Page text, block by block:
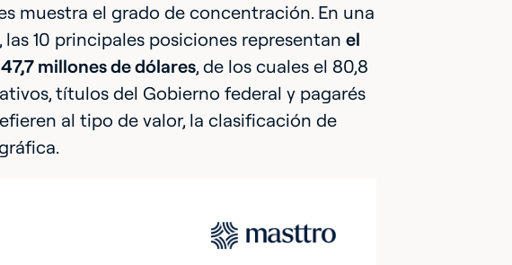
muestra el grado de concentración. En una
10 principales posiciones representan el
47,7 millones de dólares, de los cuales el 80,8
títulos del Gobierno federal y pagarés
al tipo de valor, la clasificación de